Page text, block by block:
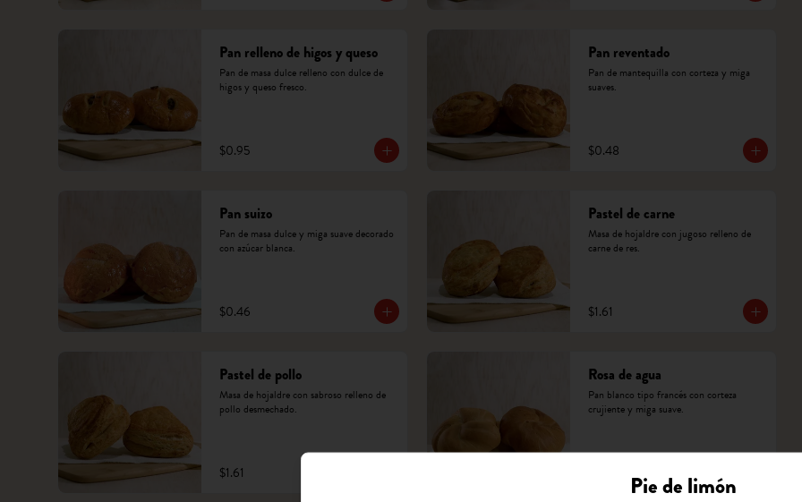
Pan relleno de higos y queso
Pan de masa dulce relleno con dulce de
higos y queso fresco.
$0.95
Pan reventado
Pan de mantequilla con corteza y miga
suaves.
$0.48
Pan suizo
Pan de masa dulce y miga suave decorado
con azúcar blanca.
$0.46
Pastel de carne
Masa de hojaldre con jugoso relleno de
carne de res.
$1.61
Pastel de pollo
Masa de hojaldre con sabroso relleno de
pollo desmechado.
$1.61
Rosa de agua
Pan blanco tipo francés con corteza
crujiente y miga suave.
Pie de limón